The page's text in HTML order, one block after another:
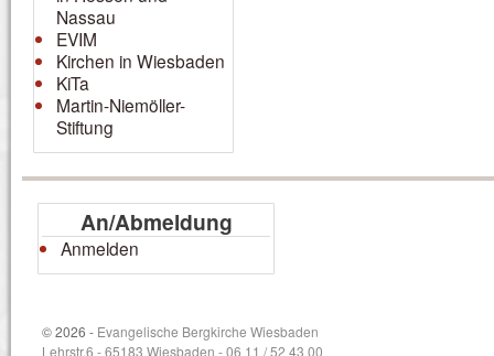
Nassau
EVIM
Kirchen in Wiesbaden
KiTa
Martin-Niemöller-
Stiftung
An/Abmeldung
Anmelden
© 2026 - Evangelische Bergkirche Wiesbaden
Lehrstr.6 - 65183 Wiesbaden - 06 11 / 52 43 00